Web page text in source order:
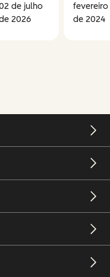
de julho
2026
fevereiro
de 2024